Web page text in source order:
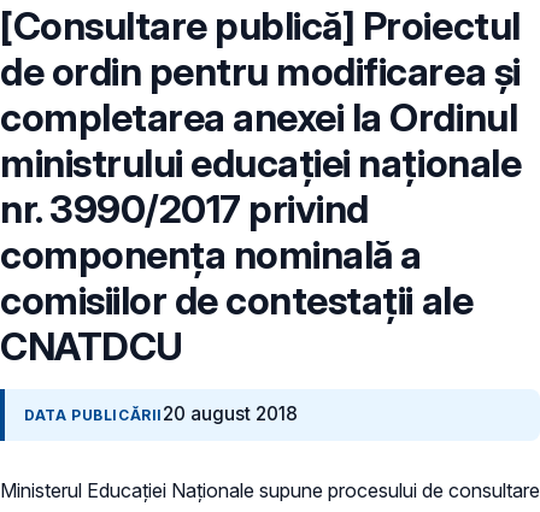
[Consultare publică] Proiectul
de ordin pentru modificarea și
completarea anexei la Ordinul
ministrului educației naționale
nr. 3990/2017 privind
componența nominală a
comisiilor de contestații ale
CNATDCU
DATA PUBLICĂRII 20 august 2018
Ministerul Educației Naționale supune procesului de consultare